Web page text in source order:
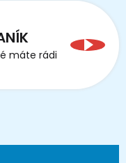
máte rádi